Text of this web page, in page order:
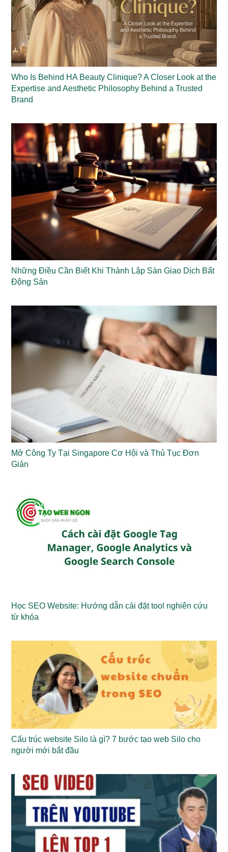
Who Is Behind HA Beauty Clinique? A Closer Look at the
Expertise and Aesthetic Philosophy Behind a Trusted
Brand
Những Điều Cần Biết Khi Thành Lập Sàn Giao Dịch Bất
Động Sản
Mở Công Ty Tại Singapore Cơ Hội và Thủ Tục Đơn
Giản
Học SEO Website: Hướng dẫn cài đặt tool nghiên cứu
từ khóa
Cấu trúc website Silo là gì? 7 bước tạo web Silo cho
người mới bắt đầu